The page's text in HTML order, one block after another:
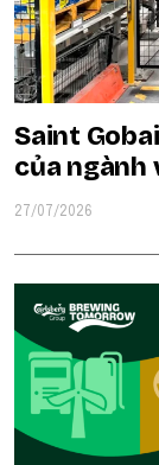
Saint
của ngành
27/07/2026